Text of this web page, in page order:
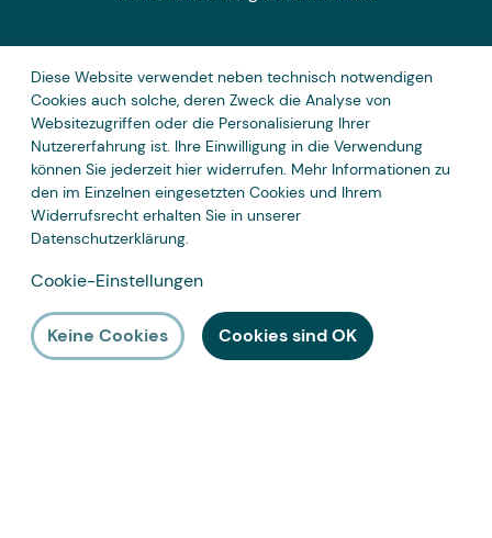
Zahlungsarten
Diese Website verwendet neben technisch notwendigen
Cookies auch solche, deren Zweck die Analyse von
Websitezugriffen oder die Personalisierung Ihrer
Nutzererfahrung ist. Ihre Einwilligung in die Verwendung
können Sie jederzeit hier widerrufen. Mehr Informationen zu
den im Einzelnen eingesetzten Cookies und Ihrem
Widerrufsrecht erhalten Sie in unserer
Datenschutzerklärung.
Cookie-Einstellungen
Keine Cookies Cookies sind OK